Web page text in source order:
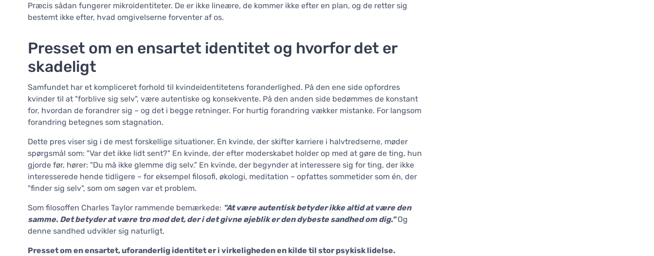
Præcis sådan fungerer mikroidentiteter. De er ikke lineære, de kommer ikke efter en plan, og de retter sig
bestemt ikke efter, hvad omgivelserne forventer af os.
Presset om en ensartet identitet og hvorfor det er
skadeligt
Samfundet har et kompliceret forhold til kvindeidentitetens foranderlighed. På den ene side opfordres
kvinder til at "forblive sig selv", være autentiske og konsekvente. På den anden side bedømmes de konstant
for, hvordan de forandrer sig – og det i begge retninger. For hurtig forandring vækker mistanke. For langsom
forandring betegnes som stagnation.
Dette pres viser sig i de mest forskellige situationer. En kvinde, der skifter karriere i halvtredserne, møder
spørgsmål som: "Var det ikke lidt sent?" En kvinde, der efter moderskabet holder op med at gøre de ting, hun
gjorde før, hører: "Du må ikke glemme dig selv." En kvinde, der begynder at interessere sig for ting, der ikke
interesserede hende tidligere – for eksempel filosofi, økologi, meditation – opfattes sommetider som én, der
"finder sig selv", som om søgen var et problem.
Som filosoffen Charles Taylor rammende bemærkede: "At være autentisk betyder ikke altid at være den
samme. Det betyder at være tro mod det, der i det givne øjeblik er den dybeste sandhed om dig."Og
denne sandhed udvikler sig naturligt.
Presset om en ensartet, uforanderlig identitet er i virkeligheden en kilde til stor psykisk lidelse.